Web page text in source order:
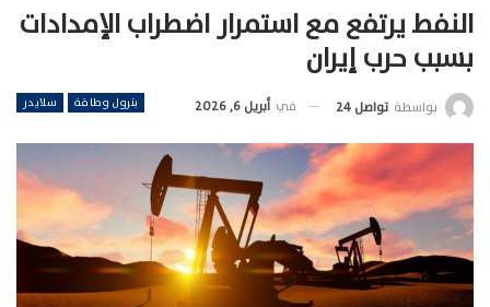
النفط يرتفع مع استمرار اضطراب الإمدادات
بسبب حرب إيران
بترول وطاقة سلايدر بواسطة تواصل 24 في أبريل 6, 2026